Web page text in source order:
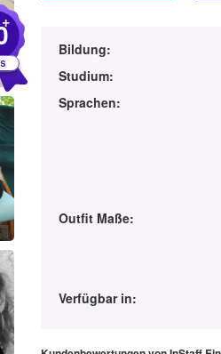
+
Bildung:
Studium:
Sprachen:
Outfit Maße:
Verfügbar in: